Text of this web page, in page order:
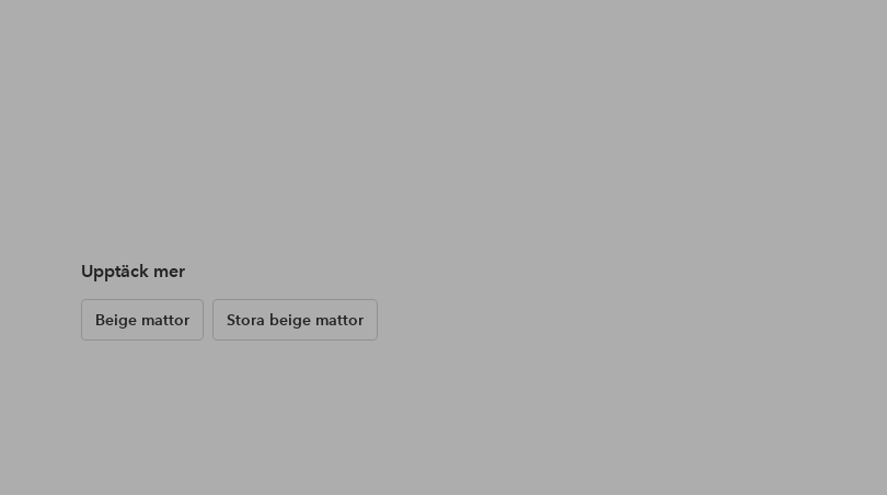
Upptäck mer
Beige mattor Stora beige mattor